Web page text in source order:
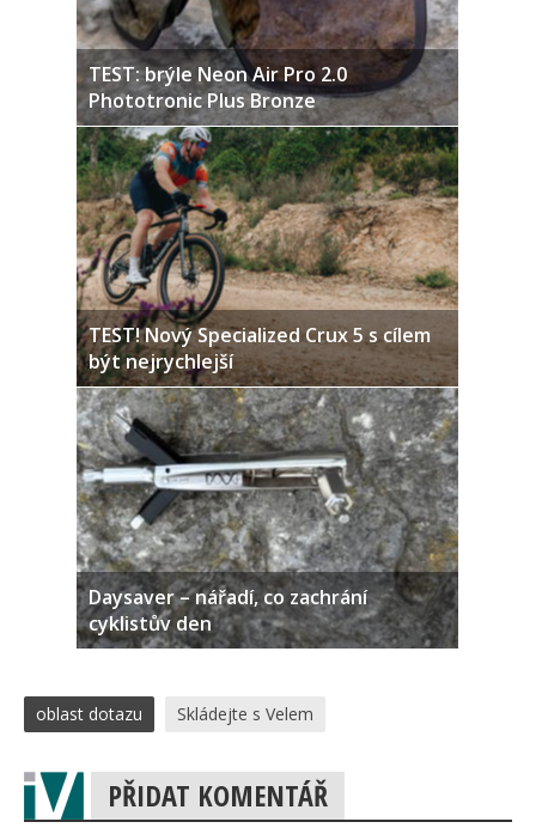
TEST: brýle Neon Air Pro 2.0
Phototronic Plus Bronze
TEST! Nový Specialized Crux 5 s cílem
být nejrychlejší
Daysaver – nářadí, co zachrání
cyklistův den
oblast dotazu Skládejte s Velem
PŘIDAT KOMENTÁŘ